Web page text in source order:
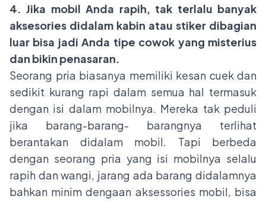
4. Jika mobil Anda rapih, tak terlalu banyak
aksesories didalam kabin atau stiker dibagian
luar bisa jadi Anda tipe cowok yang misterius
dan bikin penasaran.
Seorang pria biasanya memiliki kesan cuek dan
sedikit kurang rapi dalam semua hal termasuk
dengan isi dalam mobilnya. Mereka tak peduli
jika barang-barang- barangnya terlihat
berantakan didalam mobil. Tapi berbeda
dengan seorang pria yang isi mobilnya selalu
rapih dan wangi, jarang ada barang didalamnya
bahkan minim dengaan aksessories mobil, bisa